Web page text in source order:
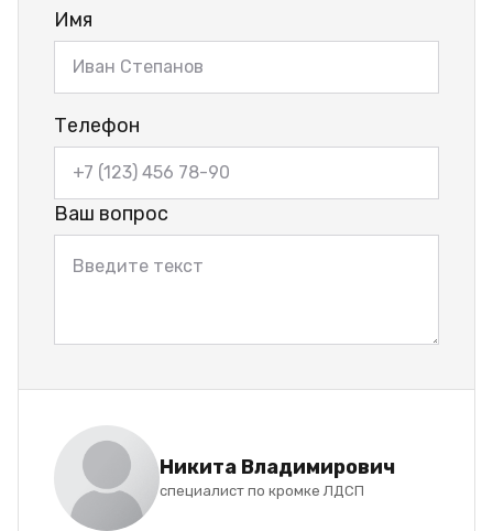
Имя
Телефон
Ваш вопрос
Никита Владимирович
специалист по кромке ЛДСП